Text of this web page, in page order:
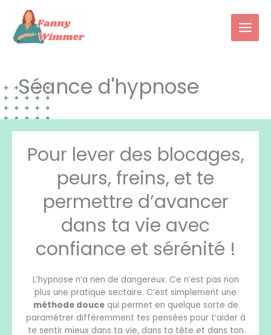
contenu
Séance d'hypnose
Pour lever des blocages,
peurs, freins, et te
permettre d’avancer
dans ta vie avec
confiance et sérénité !
L’hypnose n’a rien de dangereux. Ce n’est pas non
plus une pratique sectaire. C’est simplement une
méthode doucequi permet en quelque sorte de
paramétrer différemment tes pensées pour t’aider à
te sentir mieux dans ta vie, dans ta tête et dans ton